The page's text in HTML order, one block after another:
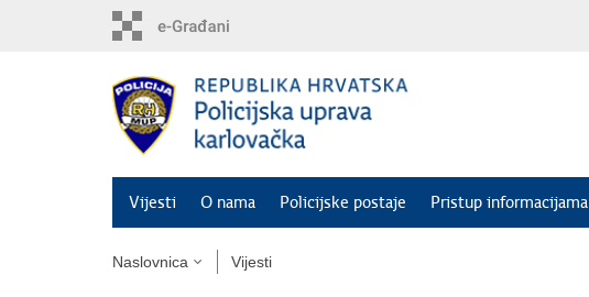
Vijesti O nama Policijske postaje Pristup informacijama
Naslovnica Vijesti